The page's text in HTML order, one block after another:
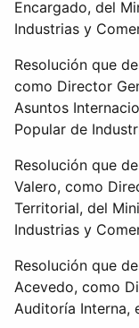
Encargado, del
Industrias y
Resolución que
como Director
Asuntos
Popular de
Resolución que
Valero, como
Territorial, del
Industrias y
Resolución que
Acevedo, como
Auditoría Interna,